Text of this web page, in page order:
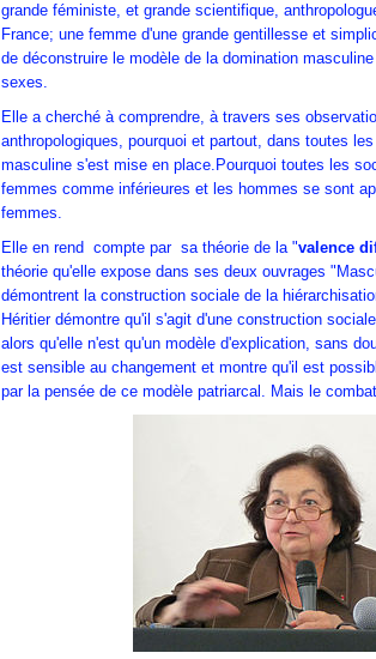
grande féministe, et grande scientifique,
France; une femme d'une grande gentillesse et
de déconstruire le modèle de la domination
sexes.
Elle a cherché à comprendre, à travers ses
anthropologiques, pourquoi et partout, dans toutes
masculine s'est mise en place.Pourquoi toutes les
femmes comme inférieures et les hommes se sont
femmes.
Elle en rend compte par sa théorie de la "valence
théorie qu'elle expose dans ses deux ouvrages
démontrent la construction sociale de la
Héritier démontre qu'il s'agit d'une construction
alors qu'elle n'est qu'un modèle d'explication, sans
est sensible au changement et montre qu'il est
par la pensée de ce modèle patriarcal. Mais le